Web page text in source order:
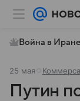
Война в Иране
25 мая
Путин